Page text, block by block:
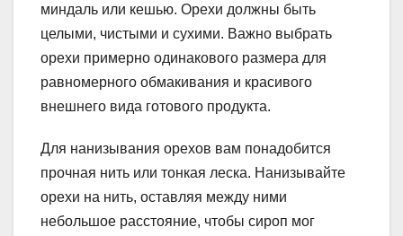
миндаль или кешью. Орехи должны быть
целыми, чистыми и сухими. Важно выбрать
орехи примерно одинакового размера для
равномерного обмакивания и красивого
внешнего вида готового продукта.
Для нанизывания орехов вам понадобится
прочная нить или тонкая леска. Нанизывайте
орехи на нить, оставляя между ними
небольшое расстояние, чтобы сироп мог